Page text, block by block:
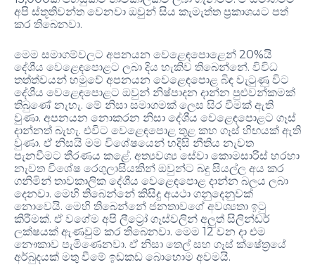
අපි ස්තූතිවන්ත වෙනවා ඔවුන් සිය කැමැත්ත ප්‍රකාශයට පත්
කර තිබෙනවා.
මෙම සමාගම්වලට අපනයන වෙළෙඳපොළෙන් 20%යි
දේශීය වෙළෙඳපොළට ලබා දිය හැකිව තිබෙන්නේ. විවිධ
තත්ත්වයන් හමුවේ අපනයන වෙළෙඳපොළ බිඳ වැටුණු විට
දේශීය වෙළෙඳපොළට ඔවුන් නිෂ්පාදන දාන්න පුළුවන්කමක්
තිබුණේ නැහැ. මේ නිසා සමාගමක් ලෙස සිර වීමක් ඇති
වුණා. අපනයන නොකරන නිසා දේශීය වෙළෙඳපොළට ගෑස්
දාන්නත් බැහැ. එවිට වෙළෙඳපොළ තුළ කහ ගෑස් හිඟයක් ඇති
වුණා. ඒ නිසයි මම විශේෂයෙන් හදිසි නීතිය නැවත
පැනවීමට තීරණය කළේ. අත්‍යවශ්‍ය සේවා කොමසාරිස් හරහා
නැවත විශේෂ රෙගුලාසියකින් ඔවුන්ට බදු සියල්ල අය කර
ගනිමින් තාවකාලික දේශීය වෙළෙඳපොළ දාන්න බලය ලබා
දෙනවා. මෙහි තිබෙන්නේ කිසිදු අයථා ගනුදෙනුවක්
නොවෙයි. මෙහි තිබෙන්නේ ජනතාවගේ අවශ්‍යතා ඉටු
කිරීමක්. ඒ වගේම අපි ලීට්‍රෝ ගෑස්වලින් අලුත් සිලින්ඩර්
ලක්ෂයක් ඇණවුම් කර තිබෙනවා. මෙම 12 වන දා එම
නෞකාව පැමිණෙනවා. ඒ නිසා තෙල් සහ ගෑස් ක්ෂේත්‍රයේ
අර්බුදයක් මතු වීමේ ඉඩකඩ බොහොම අවමයි.